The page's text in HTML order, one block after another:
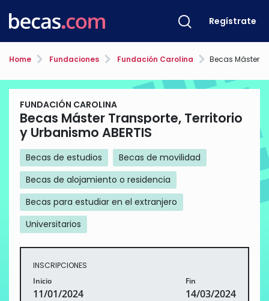
Regístrate
Home Fundaciones Fundación Carolina Becas Máster Transporte,
FUNDACIÓN CAROLINA
Becas Máster Transporte, Territorio
y Urbanismo ABERTIS
Becas de estudios
Becas de movilidad
Becas de alojamiento o residencia
Becas para estudiar en el extranjero
Universitarios
INSCRIPCIONES
Inicio
11/01/2024
Fin
14/03/2024